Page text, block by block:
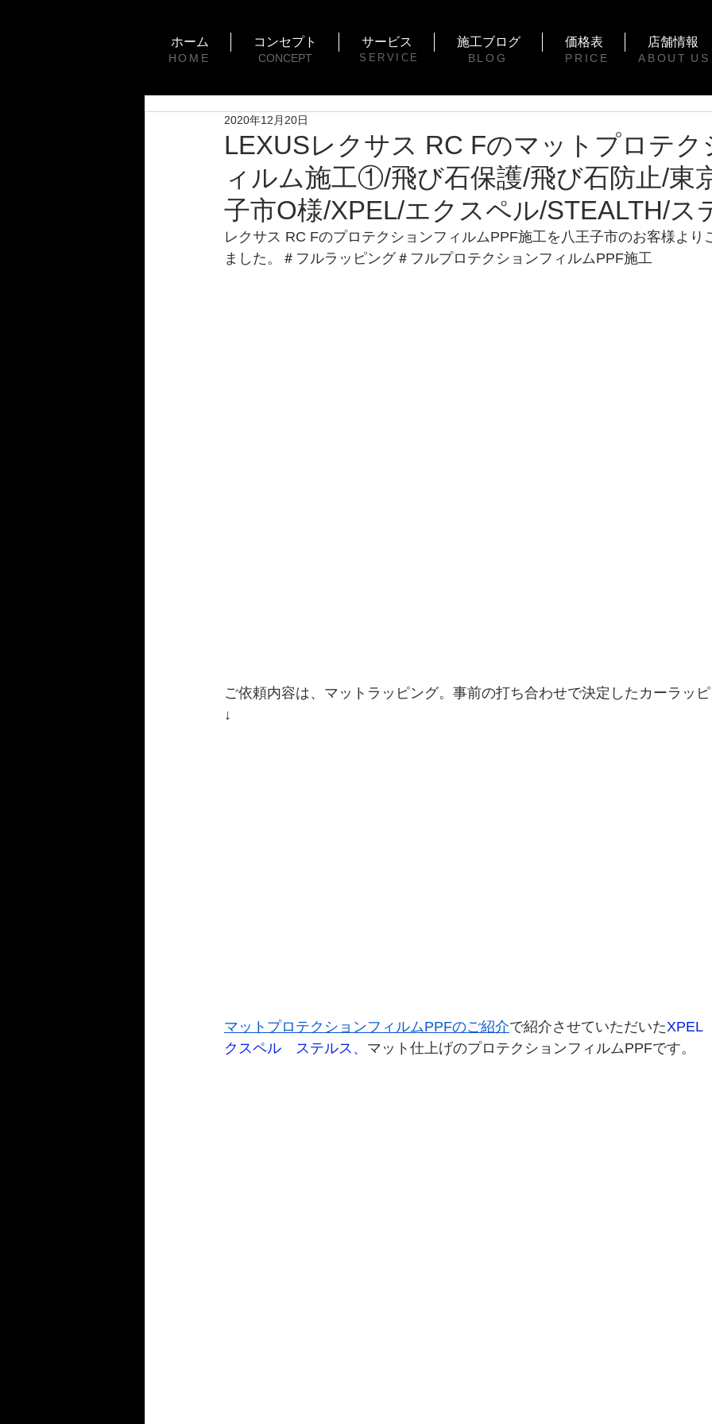
ホーム コンセプト サービス 施工ブログ 価格表 店舗情報
HOME CONCEPT SERVICE BLOG PRICE ABOUT US
LEXUSレクサス RC Fのマットプロテク
ィルム施工①/飛び石保護/飛び石防止/東
子市O様/XPEL/エクスペル/STEALTH/ス
2020年12月20日
レクサス RC FのプロテクションフィルムPPF施工を八王子市のお客様より
ました。＃フルラッピング＃フルプロテクションフィルムPPF施工
ご依頼内容は、マットラッピング。事前の打ち合わせで決定したカーラッ
↓
マットプロテクションフィルムPPFのご紹介で紹介させていただいたXPEL
クスペル　ステルス、 マット仕上げのプロテクションフィルムPPFです。